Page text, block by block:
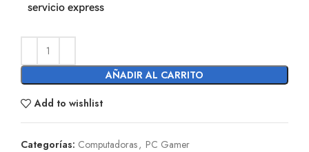
servicio express
AÑADIR AL CARRITO
Add to wishlist
Categorías: Computadoras, PC Gamer